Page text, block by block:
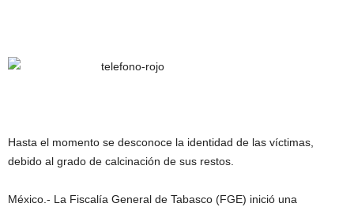
Hasta el momento se desconoce la identidad de las víctimas,
debido al grado de calcinación de sus restos.
México.- La Fiscalía General de Tabasco (FGE) inició una